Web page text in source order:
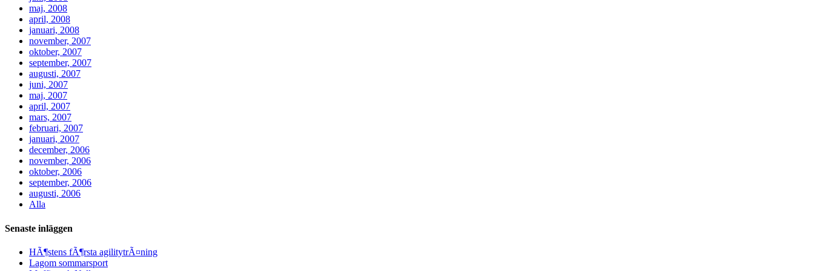
maj, 2008
april, 2008
januari, 2008
november, 2007
oktober, 2007
september, 2007
augusti, 2007
juni, 2007
maj, 2007
april, 2007
mars, 2007
februari, 2007
januari, 2007
december, 2006
november, 2006
oktober, 2006
september, 2006
augusti, 2006
Alla
Senaste inläggen
HÃ¶stens fÃ¶rsta agilitytrÃ¤ning
Lagom sommarsport